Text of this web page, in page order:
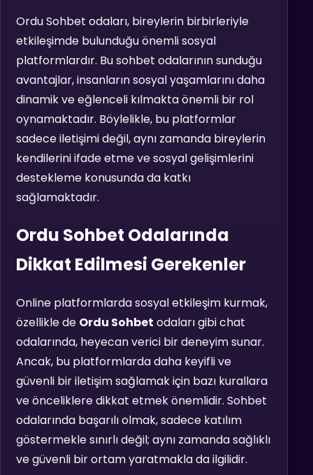
Ordu Sohbet odaları, bireylerin birbirleriyle
etkileşimde bulunduğu önemli sosyal
platformlardır. Bu sohbet odalarının sunduğu
avantajlar, insanların sosyal yaşamlarını daha
dinamik ve eğlenceli kılmakta önemli bir rol
oynamaktadır. Böylelikle, bu platformlar
sadece iletişimi değil, aynı zamanda bireylerin
kendilerini ifade etme ve sosyal gelişimlerini
destekleme konusunda da katkı
sağlamaktadır.
Ordu Sohbet Odalarında
Dikkat Edilmesi Gerekenler
Online platformlarda sosyal etkileşim kurmak,
özellikle de Ordu Sohbet odaları gibi chat
odalarında, heyecan verici bir deneyim sunar.
Ancak, bu platformlarda daha keyifli ve
güvenli bir iletişim sağlamak için bazı kurallara
ve önceliklere dikkat etmek önemlidir. Sohbet
odalarında başarılı olmak, sadece katılım
göstermekle sınırlı değil; aynı zamanda sağlıklı
ve güvenli bir ortam yaratmakla da ilgilidir.